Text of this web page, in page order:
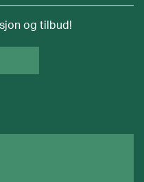
og tilbud!